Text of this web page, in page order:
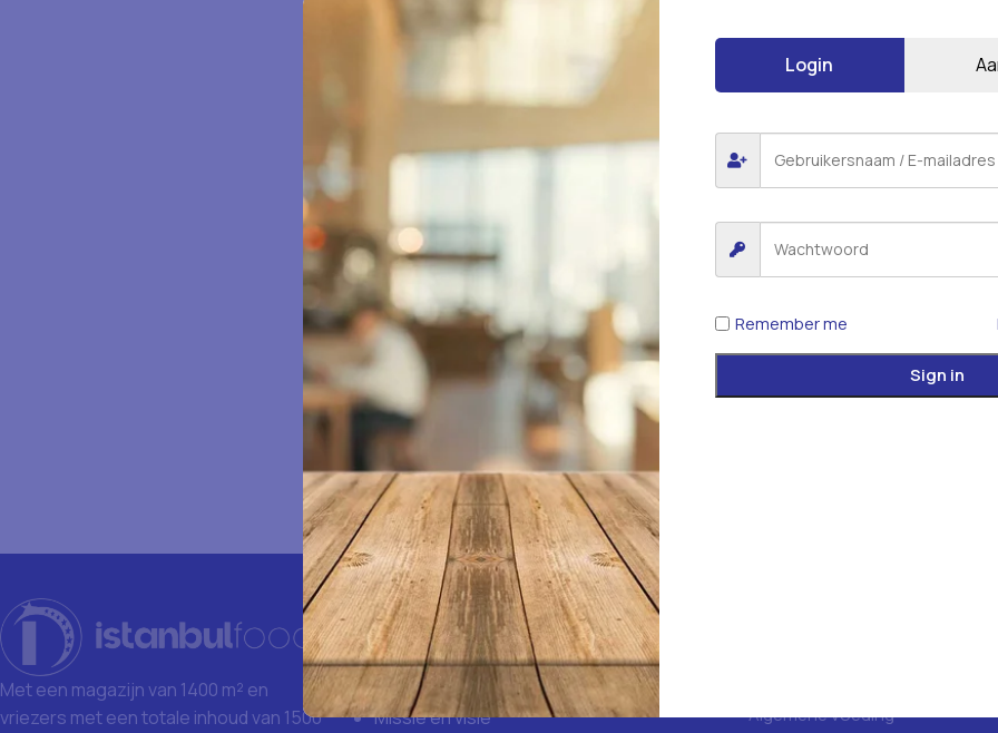
Met een magazijn van 1400 m² en
vriezers met een totale inhoud van 1500
Istanbulfood
Waarom Istanbulfood?
Grote aankoop
Missie en visie
Algemene voeding
Login
Remember me
Sign in